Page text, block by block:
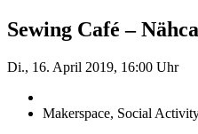
Sewing Café –
Di., 16. April 2019, 16:00 Uhr
Makerspace, Social